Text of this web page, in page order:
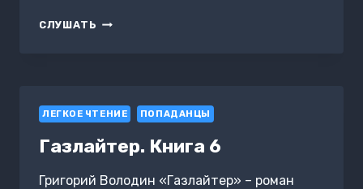
СЛУШАТЬ ВЛАСТЬ
СТАНОВЯТСЯ
ЛЕГКОЕ ЧТЕНИЕ ПОПАДАНЦЫ
Газлайтер. Книга 6
Григорий Володин «Газлайтер» – роман